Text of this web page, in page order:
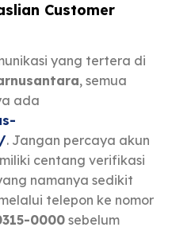
Customer
yang tertera di
, semua
ada
. Jangan percaya akun
centang verifikasi
namanya sedikit
telepon ke nomor
0000 sebelum